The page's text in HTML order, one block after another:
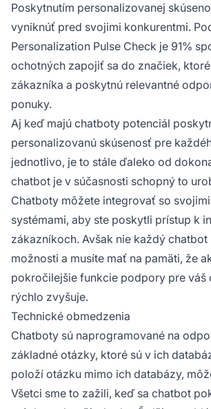
Poskytnutím personalizovanej
vyniknúť pred svojimi konkurentmi.
Personalization Pulse Check je 91%
ochotných zapojiť sa do značiek,
zákazníka a poskytnú relevantné
ponuky.
Aj keď majú chatboty potenciál
personalizovanú skúsenosť pre
jednotlivo, je to stále ďaleko od
chatbot je v súčasnosti schopný to
Chatboty môžete integrovať so
systémami, aby ste poskytli prístup k
zákazníkoch. Avšak nie každý chatbot
možnosti a musíte mať na pamäti, že
pokročilejšie funkcie podpory pre váš
rýchlo zvyšuje.
Technické obmedzenia
Chatboty sú naprogramované na
základné otázky, ktoré sú v ich
položí otázku mimo ich databázy,
Všetci sme to zažili, keď sa chatbot